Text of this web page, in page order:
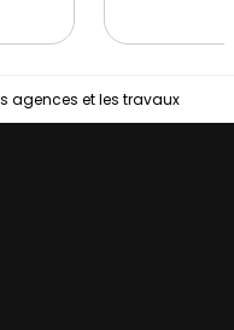
agences et les travaux